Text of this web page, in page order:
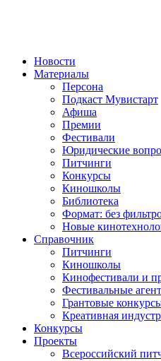
Новости
Материалы
Персона
Подкаст Мувистарт
Афиша
Премии
Фестивали
Юридические
Питчинги
Конкурсы
Киношколы
Библиотека
Формат: без
Новые
Справочник
Питчинги
Киношколы
Кинофестивали и
Фестивальные
Грантовые
Креативная
Конкурсы
Проекты
Всероссийский